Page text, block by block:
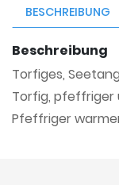
BESCHREIBUNG
Beschreibung
Torfiges,
Torfig, pfeffriger
Pfeffriger